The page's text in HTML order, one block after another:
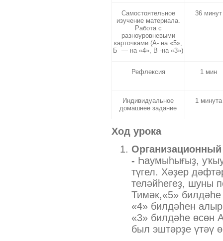
Самостоятельное
изучение материала.
Работа с
разноуровневыми
карточками (А- на «5»,
Б — на «4», В -на «3»)
36 минут
Рефлексия 1 мин
Индивидуальное
домашнее задание
1 минута
Ход урока
- Һаумыһығыҙ,
түгел. Хәҙер
теләйһегеҙ, шуны
Тимәк,«5»
«4» билдәһен
«3» билдәһе өсөн
был эштәрҙе үтәү